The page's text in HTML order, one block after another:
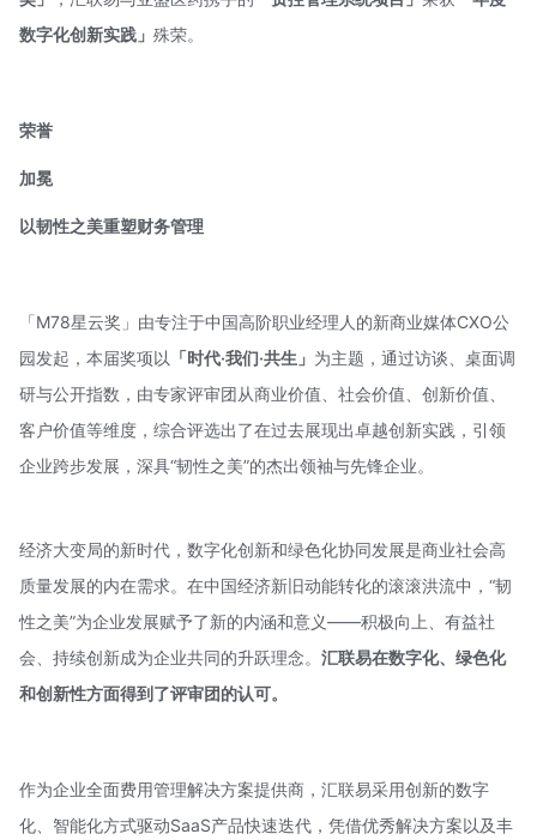
数字化创新实践」 殊荣。
荣誉
加冕
以韧性之美重塑财务管理
「M78星云奖」由专注于中国高阶职业经理人的新商业媒体CXO公
园发起，本届奖项以 「时代·我们·共生」 为主题，通过访谈、桌面调
研与公开指数，由专家评审团从商业价值、社会价值、创新价值、
客户价值等维度，综合评选出了在过去展现出卓越创新实践，引领
企业跨步发展，深具“韧性之美”的杰出领袖与先锋企业。
经济大变局的新时代，数字化创新和绿色化协同发展是商业社会高
质量发展的内在需求。在中国经济新旧动能转化的滚滚洪流中，“韧
性之美”为企业发展赋予了新的内涵和意义——积极向上、有益社
会、持续创新成为企业共同的升跃理念。 汇联易在数字化、绿色化
和创新性方面得到了评审团的认可。
作为企业全面费用管理解决方案提供商，汇联易采用创新的数字
化、智能化方式驱动SaaS产品快速迭代，凭借优秀解决方案以及丰